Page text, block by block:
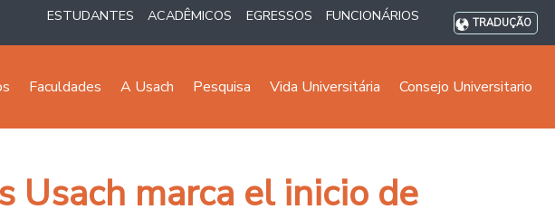
ESTUDANTES ACADÊMICOS EGRESSOS FUNCIONÁRIOS TRADUÇÃO
Faculdades A Usach Pesquisa Vida Universitária Consejo Universitario
Usach marca el inicio de